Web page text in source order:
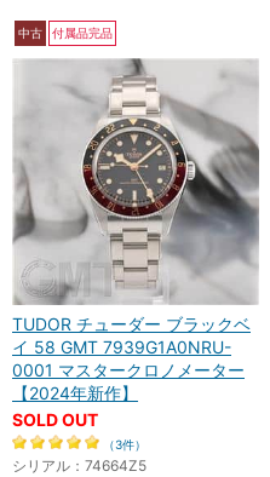
中古 付属品完品
TUDOR チューダー ブラックベ
イ 58 GMT 7939G1A0NRU-
0001 マスタークロノメーター
【2024年新作】
SOLD OUT
（3件）
シリアル：74664Z5